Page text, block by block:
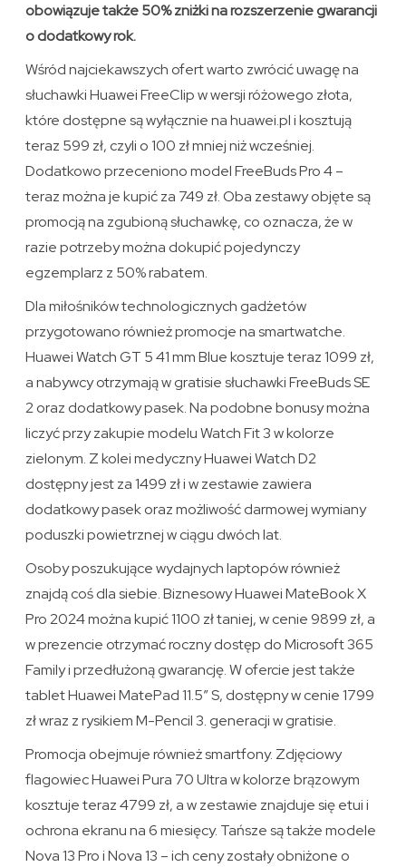
obowiązuje także 50% zniżki na rozszerzenie gwarancji
o dodatkowy rok.
Wśród najciekawszych ofert warto zwrócić uwagę na
słuchawki Huawei FreeClip w wersji różowego złota,
które dostępne są wyłącznie na huawei.pl i kosztują
teraz 599 zł, czyli o 100 zł mniej niż wcześniej.
Dodatkowo przeceniono model FreeBuds Pro 4 –
teraz można je kupić za 749 zł. Oba zestawy objęte są
promocją na zgubioną słuchawkę, co oznacza, że w
razie potrzeby można dokupić pojedynczy
egzemplarz z 50% rabatem.
Dla miłośników technologicznych gadżetów
przygotowano również promocje na smartwatche.
Huawei Watch GT 5 41 mm Blue kosztuje teraz 1099 zł,
a nabywcy otrzymają w gratisie słuchawki FreeBuds SE
2 oraz dodatkowy pasek. Na podobne bonusy można
liczyć przy zakupie modelu Watch Fit 3 w kolorze
zielonym. Z kolei medyczny Huawei Watch D2
dostępny jest za 1499 zł i w zestawie zawiera
dodatkowy pasek oraz możliwość darmowej wymiany
poduszki powietrznej w ciągu dwóch lat.
Osoby poszukujące wydajnych laptopów również
znajdą coś dla siebie. Biznesowy Huawei MateBook X
Pro 2024 można kupić 1100 zł taniej, w cenie 9899 zł, a
w prezencie otrzymać roczny dostęp do Microsoft 365
Family i przedłużoną gwarancję. W ofercie jest także
tablet Huawei MatePad 11.5″ S, dostępny w cenie 1799
zł wraz z rysikiem M-Pencil 3. generacji w gratisie.
Promocja obejmuje również smartfony. Zdjęciowy
flagowiec Huawei Pura 70 Ultra w kolorze brązowym
kosztuje teraz 4799 zł, a w zestawie znajduje się etui i
ochrona ekranu na 6 miesięcy. Tańsze są także modele
Nova 13 Pro i Nova 13 – ich ceny zostały obniżone o